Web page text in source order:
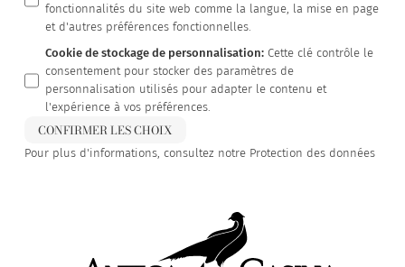
fonctionnalités du site web comme la langue, la mise en page
et d'autres préférences fonctionnelles.
Cookie de stockage de personnalisation: Cette clé contrôle le
consentement pour stocker des paramètres de
personnalisation utilisés pour adapter le contenu et
l'expérience à vos préférences.
CONFIRMER LES CHOIX
Pour plus d'informations, consultez notre Protection des données